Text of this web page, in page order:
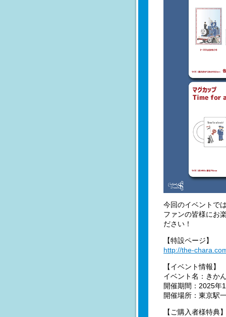
今回のイベントで
ファンの皆様にお
ださい！
【特設ページ】
http://the-
【イベント情報】
イベント名：きか
開催期間：2025年
開催場所：東京駅
【ご購入者様特典